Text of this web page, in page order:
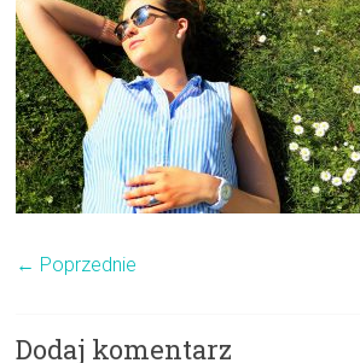
← Poprzednie
Dodaj komentarz